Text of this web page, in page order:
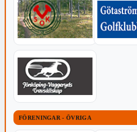
FÖRENINGAR - ÖVRIGA